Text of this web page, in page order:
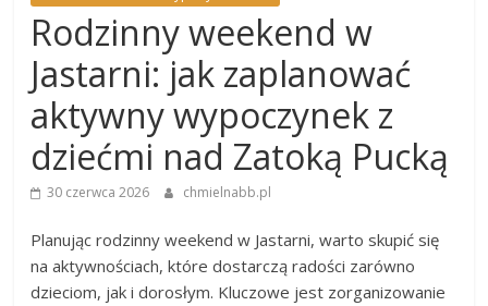
Rodzinny weekend w
Jastarni: jak zaplanować
aktywny wypoczynek z
dziećmi nad Zatoką Pucką
30 czerwca 2026 chmielnabb.pl
Planując rodzinny weekend w Jastarni, warto skupić się
na aktywnościach, które dostarczą radości zarówno
dzieciom, jak i dorosłym. Kluczowe jest zorganizowanie